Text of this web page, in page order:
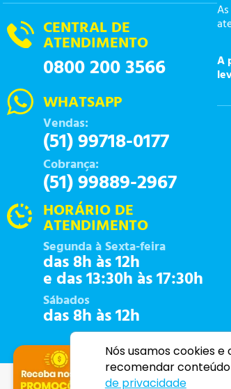
CENTRAL DE
ATENDIMENTO
0800 200 3566
WHATSAPP
Vendas:
(51) 99718-0177
Cobrança:
(51) 99889-2967
HORÁRIO DE
ATENDIMENTO
Segunda à Sexta-feira
das 8h às 12h
e das 13:30h às 17:30h
Sábados
das 8h às 12h
As
A
Nós usamos cookies
recomendar
de privacidade